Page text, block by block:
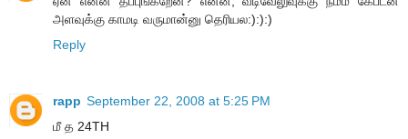
அளவுக்கு காமடி வருமான்னு தெரியல:):):)
Reply
rapp September 22, 2008 at 5:25 PM
மீ த 24TH